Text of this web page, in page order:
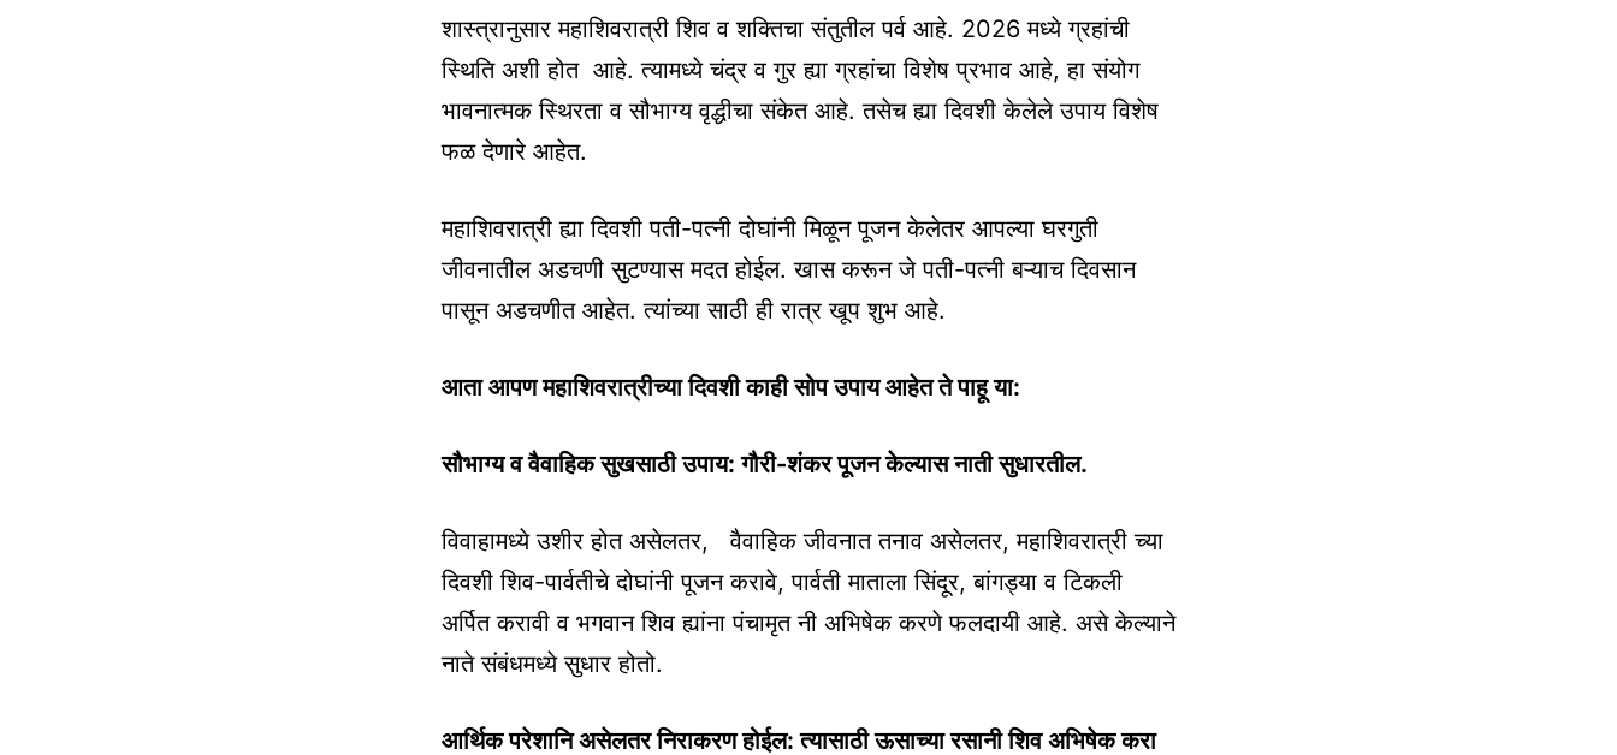
शास्त्रानुसार महाशिवरात्री शिव व शक्तिचा संतुतील पर्व आहे. 2026 मध्ये ग्रहांची
स्थिति अशी होत आहे. त्यामध्ये चंद्र व गुर ह्या ग्रहांचा विशेष प्रभाव आहे, हा संयोग
भावनात्मक स्थिरता व सौभाग्य वृद्धीचा संकेत आहे. तसेच ह्या दिवशी केलेले उपाय विशेष
फळ देणारे आहेत.
महाशिवरात्री ह्या दिवशी पती-पत्नी दोघांनी मिळून पूजन केलेतर आपल्या घरगुती
जीवनातील अडचणी सुटण्यास मदत होईल. खास करून जे पती-पत्नी बऱ्याच दिवसान
पासून अडचणीत आहेत. त्यांच्या साठी ही रात्र खूप शुभ आहे.
आता आपण महाशिवरात्रीच्या दिवशी काही सोप उपाय आहेत ते पाहू या:
सौभाग्य व वैवाहिक सुखसाठी उपाय: गौरी-शंकर पूजन केल्यास नाती सुधारतील.
विवाहामध्ये उशीर होत असेलतर, वैवाहिक जीवनात तनाव असेलतर, महाशिवरात्री च्या
दिवशी शिव-पार्वतीचे दोघांनी पूजन करावे, पार्वती माताला सिंदूर, बांगड्या व टिकली
अर्पित करावी व भगवान शिव ह्यांना पंचामृत नी अभिषेक करणे फलदायी आहे. असे केल्याने
नाते संबंधमध्ये सुधार होतो.
आर्थिक परेशानि असेलतर निराकरण होईल: त्यासाठी ऊसाच्या रसानी शिव अभिषेक करा